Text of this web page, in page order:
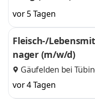
vor 5 Tagen
Fleisch-/
nager (m/w/d)
Gäufelden bei
vor 4 Tagen